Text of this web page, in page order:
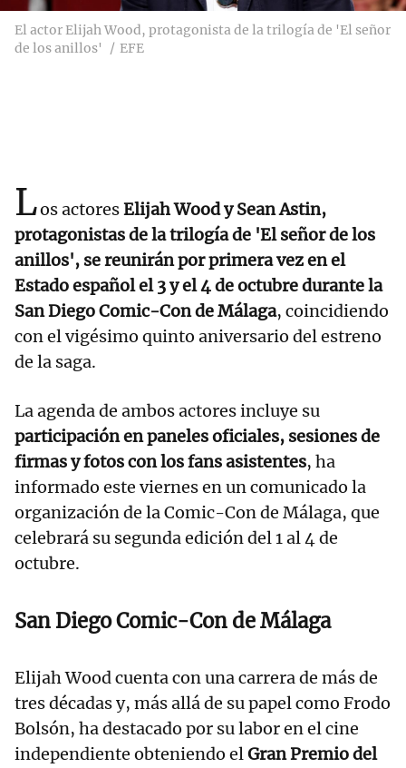
El actor Elijah Wood, protagonista de la trilogía de 'El señor
de los anillos'
EFE
Los actoresElijah Wood y Sean Astin,
protagonistas de la trilogía de 'El señor de los
anillos', se reunirán por primera vez en el
Estado español el 3 y el 4 de octubre durante la
San Diego Comic-Con de Málaga, coincidiendo
con el vigésimo quinto aniversario del estreno
de la saga.
La agenda de ambos actores incluye su
participación en paneles oficiales, sesiones de
firmas y fotos con los fans asistentes, ha
informado este viernes en un comunicado la
organización de la Comic-Con de Málaga, que
celebrará su segunda edición del 1 al 4 de
octubre.
San Diego Comic-Con de Málaga
Elijah Wood cuenta con una carrera de más de
tres décadas y, más allá de su papel como Frodo
Bolsón, ha destacado por su labor en el cine
independiente obteniendo elGran Premio del